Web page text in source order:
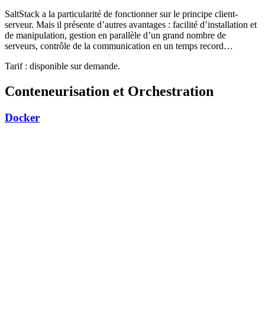
SaltStack a la particularité de fonctionner sur le principe client-
serveur. Mais il présente d’autres avantages : facilité d’installation et
de manipulation, gestion en parallèle d’un grand nombre de
serveurs, contrôle de la communication en un temps record…
Tarif : disponible sur demande.
Conteneurisation et Orchestration
Docker